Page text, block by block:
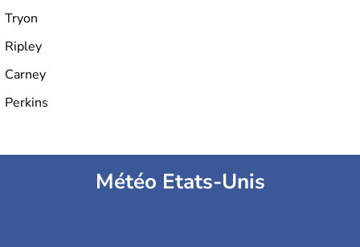
Tryon
Ripley
Carney
Perkins
Météo Etats-Unis